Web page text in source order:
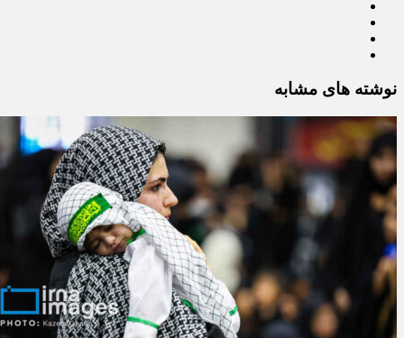
نوشته های مشابه